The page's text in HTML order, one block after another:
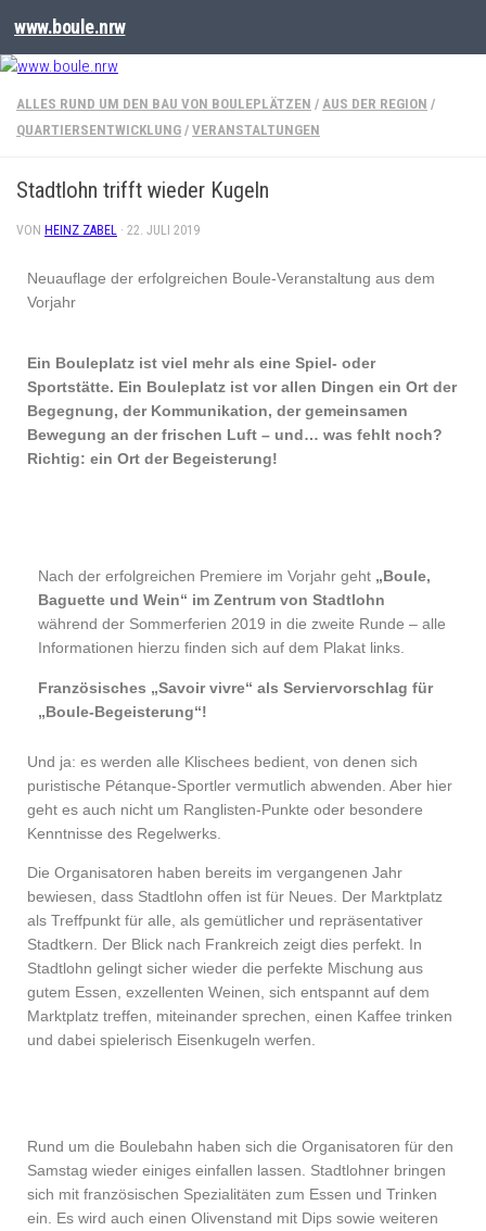
www.boule.nrw
ALLES RUND UM DEN BAU VON BOULEPLÄTZEN / AUS DER REGION /
QUARTIERSENTWICKLUNG / VERANSTALTUNGEN
Stadtlohn trifft wieder Kugeln
VON HEINZ ZABEL · 22. JULI 2019
Neuauflage der erfolgreichen Boule-Veranstaltung aus dem
Vorjahr
Ein Bouleplatz ist viel mehr als eine Spiel- oder
Sportstätte. Ein Bouleplatz ist vor allen Dingen ein Ort der
Begegnung, der Kommunikation, der gemeinsamen
Bewegung an der frischen Luft – und… was fehlt noch?
Richtig: ein Ort der Begeisterung!
Nach der erfolgreichen Premiere im Vorjahr geht „Boule,
Baguette und Wein“ im Zentrum von Stadtlohn
während der Sommerferien 2019 in die zweite Runde – alle
Informationen hierzu finden sich auf dem Plakat links.
Französisches „Savoir vivre“ als Serviervorschlag für
„Boule-Begeisterung“!
Und ja: es werden alle Klischees bedient, von denen sich
puristische Pétanque-Sportler vermutlich abwenden. Aber hier
geht es auch nicht um Ranglisten-Punkte oder besondere
Kenntnisse des Regelwerks.
Die Organisatoren haben bereits im vergangenen Jahr
bewiesen, dass Stadtlohn offen ist für Neues. Der Marktplatz
als Treffpunkt für alle, als gemütlicher und repräsentativer
Stadtkern. Der Blick nach Frankreich zeigt dies perfekt. In
Stadtlohn gelingt sicher wieder die perfekte Mischung aus
gutem Essen, exzellenten Weinen, sich entspannt auf dem
Marktplatz treffen, miteinander sprechen, einen Kaffee trinken
und dabei spielerisch Eisenkugeln werfen.
Rund um die Boulebahn haben sich die Organisatoren für den
Samstag wieder einiges einfallen lassen. Stadtlohner bringen
sich mit französischen Spezialitäten zum Essen und Trinken
ein. Es wird auch einen Olivenstand mit Dips sowie weiteren